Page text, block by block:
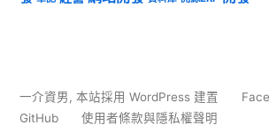
一介資男, 本站採用 WordPress 建置
GitHub
使用者條款與隱私權聲明